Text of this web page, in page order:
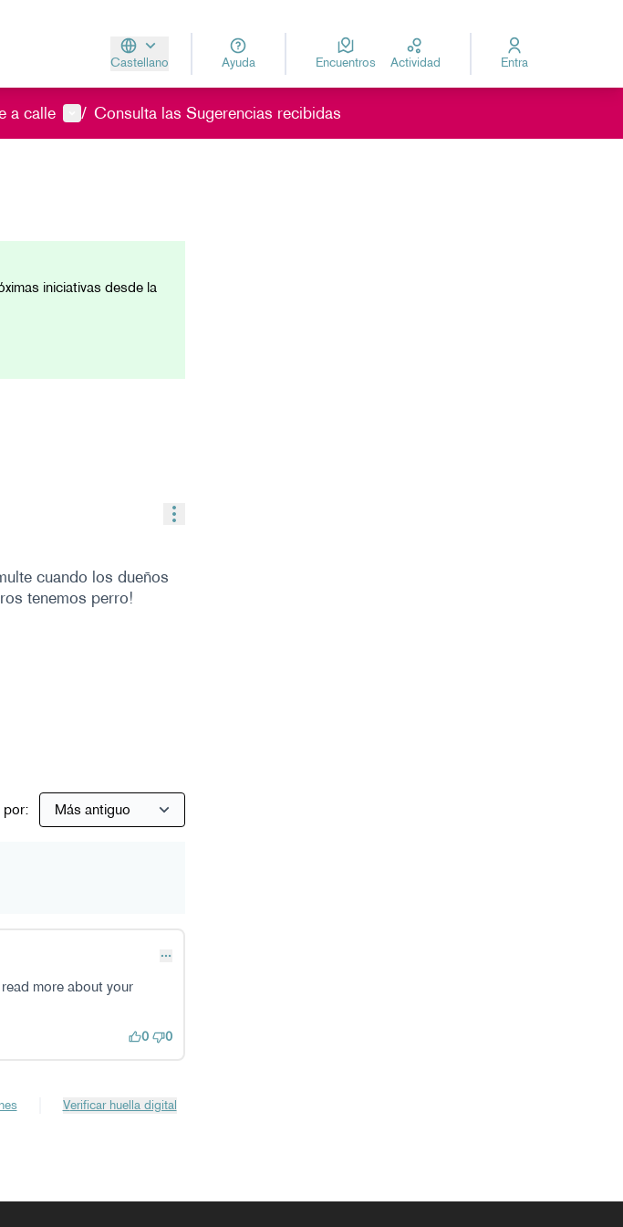
Castellano
Aukeratu hizkuntzaElegir el idioma
Ayuda Encuentros Actividad Entra
a calle Menú de usuario
/ Consulta las Sugerencias recibidas
iniciativas desde la
Controles de recursos
cuando los dueños
tenemos perro!
por:
more about your
0 0
Verificar huella digital